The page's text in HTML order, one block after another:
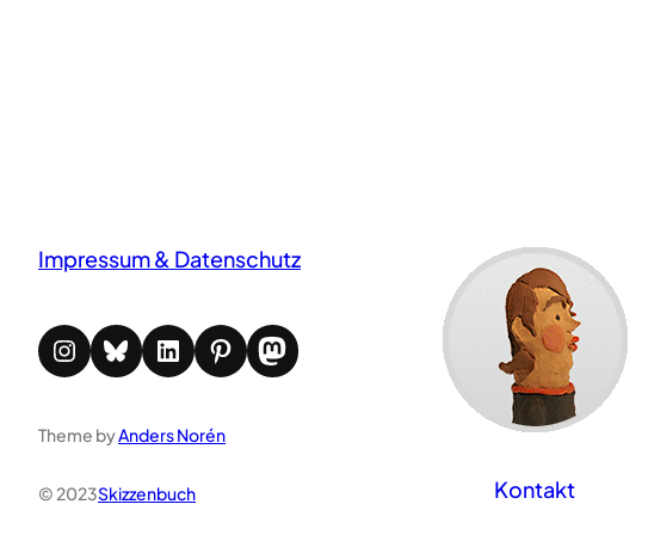
Impressum & Datenschutz
Instagram Bluesky LinkedIn Pinterest Mastodon
Theme byAnders Norén
© 2023Skizzenbuch Kontakt